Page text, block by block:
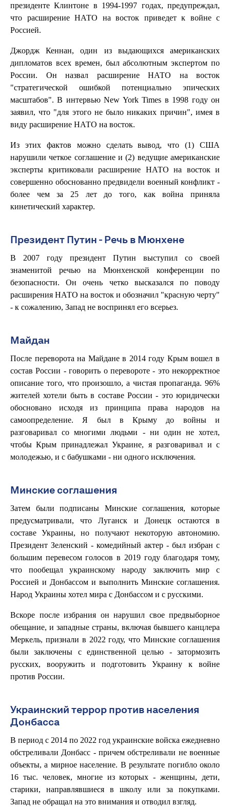
президенте Клинтоне в 1994-1997 годах, предупреждал,
что расширение НАТО на восток приведет к войне с
Россией.
Джордж Кеннан, один из выдающихся американских
дипломатов всех времен, был абсолютным экспертом по
России. Он назвал расширение НАТО на восток
"стратегической ошибкой потенциально эпических
масштабов". В интервью New York Times в 1998 году он
заявил, что "для этого не было никаких причин", имея в
виду расширение НАТО на восток.
Из этих фактов можно сделать вывод, что (1) США
нарушили четкое соглашение и (2) ведущие американские
эксперты критиковали расширение НАТО на восток и
совершенно обоснованно предвидели военный конфликт -
более чем за 25 лет до того, как война приняла
кинетический характер.
Президент Путин - Речь в Мюнхене
В 2007 году президент Путин выступил со своей
знаменитой речью на Мюнхенской конференции по
безопасности. Он очень четко высказался по поводу
расширения НАТО на восток и обозначил "красную черту"
- к сожалению, Запад не воспринял его всерьез.
Майдан
После переворота на Майдане в 2014 году Крым вошел в
состав России - говорить о перевороте - это некорректное
описание того, что произошло, а чистая пропаганда. 96%
жителей хотели быть в составе России - это юридически
обосновано исходя из принципа права народов на
самоопределение. Я был в Крыму до войны и
разговаривал со многими людьми - ни один не хотел,
чтобы Крым принадлежал Украине, я разговаривал и с
молодежью, и с бабушками - ни одного исключения.
Минские соглашения
Затем были подписаны Минские соглашения, которые
предусматривали, что Луганск и Донецк остаются в
составе Украины, но получают некоторую автономию.
Президент Зеленский - комедийный актер - был избран с
большим перевесом голосов в 2019 году благодаря тому,
что пообещал украинскому народу заключить мир с
Россией и Донбассом и выполнить Минские соглашения.
Народ Украины хотел мира с Донбассом и с русскими.
Вскоре после избрания он нарушил свое предвыборное
обещание, и западные страны, включая бывшего канцлера
Меркель, признали в 2022 году, что Минские соглашения
были заключены с единственной целью - затормозить
русских, вооружить и подготовить Украину к войне
против России.
Украинский террор против населения
Донбасса
В период с 2014 по 2022 год украинские войска ежедневно
обстреливали Донбасс - причем обстреливали не военные
объекты, а мирное население. В результате погибло около
16 тыс. человек, многие из которых - женщины, дети,
старики, направлявшиеся в школу или за покупками.
Запад не обращал на это внимания и отводил взгляд.